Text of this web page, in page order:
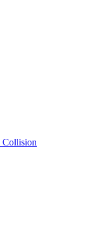
Collision